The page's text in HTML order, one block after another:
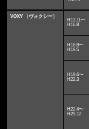
VOXY （ヴォクシー）
H13.11〜
H16.8
H16.8〜
H19.5
H19.6〜
H22.3
H22.4〜
H25.12